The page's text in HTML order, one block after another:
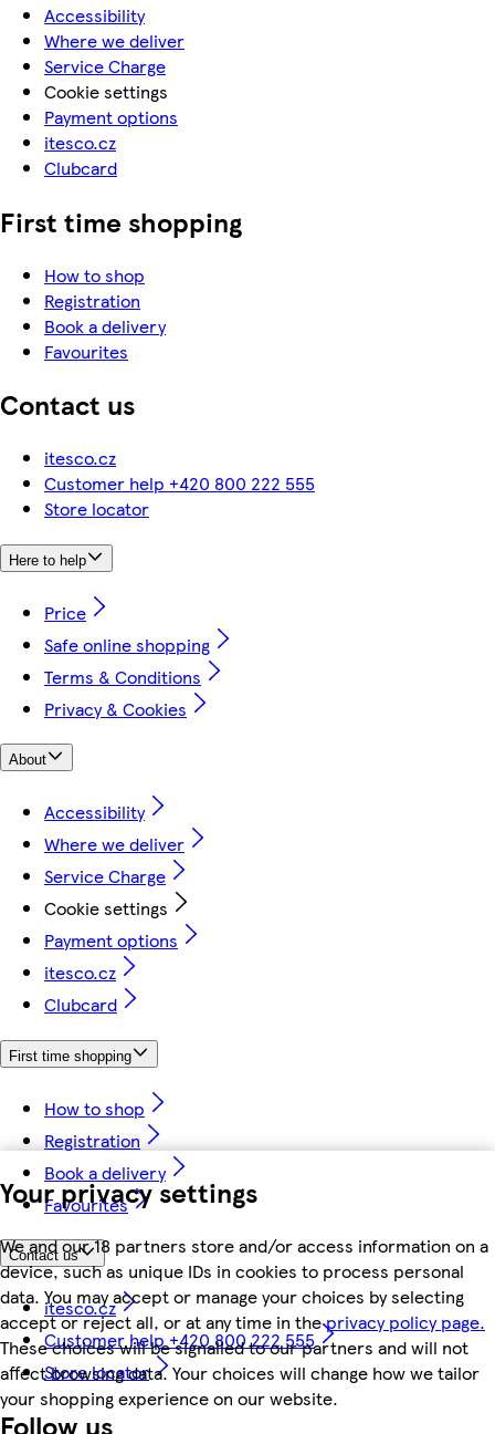
Your privacy settings
We and our 18 partners store and/or access information on a
device, such as unique IDs in cookies to process personal
data. You may accept or manage your choices by selecting
accept or reject all, or at any time in theprivacy policy page.
These choices will be signalled to our partners and will not
affect browsing data. Your choices will change how we tailor
your shopping experience on our website.
Accessibility
Where we deliver
Service Charge
Cookie settings
Payment options
itesco.cz
Clubcard
First time shopping
How to shop
Registration
Book a delivery
Favourites
Contact us
itesco.cz
Customer help +420 800 222 555
Store locator
Here to help
Price
Safe online shopping
Terms & Conditions
Privacy & Cookies
About
Accessibility
Where we deliver
Service Charge
Cookie settings
Payment options
itesco.cz
Clubcard
First time shopping
How to shop
Registration
Book a delivery
Favourites
Contact us
itesco.cz
Customer help +420 800 222 555
Store locator
Follow us